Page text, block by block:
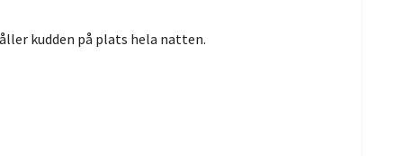
kudden på plats hela natten.